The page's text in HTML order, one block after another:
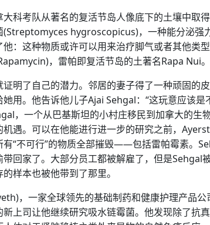
大科考队从著名的复活节岛人像底下的土壤中取
(Streptomyces hygroscopicus)，一种能分泌强
他：这种物质或许可以用来治疗脚气或者其他类
，雷帕即复活节岛的土著名Rapa Nui。
证明了自己的潜力。邻居的妻子得了一种顽固的
她用。他告诉他儿子Ajai Sehgal：“这玩意应该
，一个从巴基斯坦的小村庄移民到加拿大的生
机遇。可以在他能进行进一步的研究之前，
有“不可行”的物质全部摧毁——包括雷帕霉素。
带回家了。大部分员工都被解雇了，但是Sehgal
样本也被他带到了那里。
，一家全球领先的基础制药和健康护理产品
新上司让他继续研究吸水链霉菌。他发现除了抗